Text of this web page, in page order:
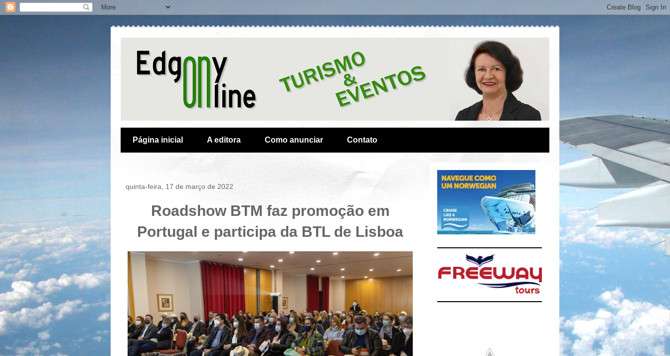
Página inicial A editora Como anunciar Contato
quinta-feira, 17 de março de 2022
Roadshow BTM faz promoção em
Portugal e participa da BTL de Lisboa